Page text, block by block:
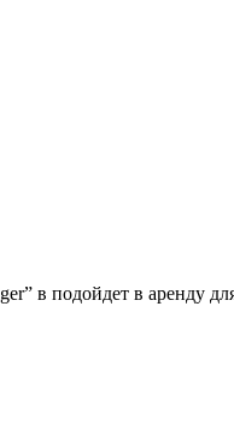
в подойдет в аренду